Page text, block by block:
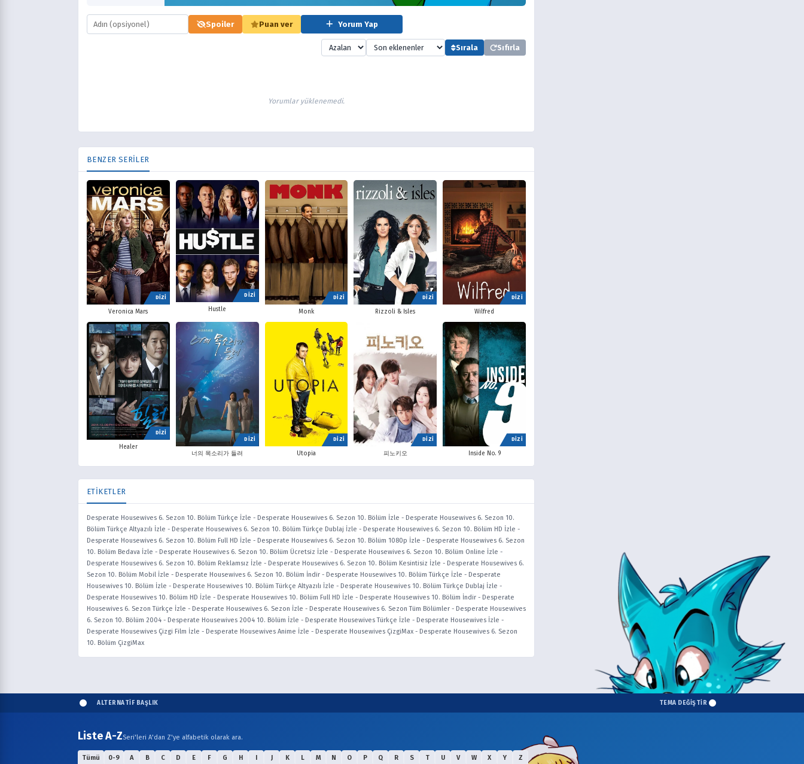
Spoiler Puan ver Yorum Yap
Sırala Sıfırla
Yorumlar yüklenemedi.
BENZER SERİLER
DİZİ
Veronica Mars
DİZİ
Hustle
DİZİ
Monk
DİZİ
Rizzoli & Isles
DİZİ
Wilfred
DİZİ
Healer
DİZİ
너의 목소리가 들려
DİZİ
Utopia
DİZİ
피노키오
DİZİ
Inside No. 9
ETİKETLER
Desperate Housewives 6. Sezon 10. Bölüm Türkçe İzle - Desperate Housewives 6. Sezon 10. Bölüm İzle - Desperate Housewives 6. Sezon 10.
Bölüm Türkçe Altyazılı İzle - Desperate Housewives 6. Sezon 10. Bölüm Türkçe Dublaj İzle - Desperate Housewives 6. Sezon 10. Bölüm HD İzle -
Desperate Housewives 6. Sezon 10. Bölüm Full HD İzle - Desperate Housewives 6. Sezon 10. Bölüm 1080p İzle - Desperate Housewives 6. Sezon
10. Bölüm Bedava İzle - Desperate Housewives 6. Sezon 10. Bölüm Ücretsiz İzle - Desperate Housewives 6. Sezon 10. Bölüm Online İzle -
Desperate Housewives 6. Sezon 10. Bölüm Reklamsız İzle - Desperate Housewives 6. Sezon 10. Bölüm Kesintisiz İzle - Desperate Housewives 6.
Sezon 10. Bölüm Mobil İzle - Desperate Housewives 6. Sezon 10. Bölüm İndir - Desperate Housewives 10. Bölüm Türkçe İzle - Desperate
Housewives 10. Bölüm İzle - Desperate Housewives 10. Bölüm Türkçe Altyazılı İzle - Desperate Housewives 10. Bölüm Türkçe Dublaj İzle -
Desperate Housewives 10. Bölüm HD İzle - Desperate Housewives 10. Bölüm Full HD İzle - Desperate Housewives 10. Bölüm İndir - Desperate
Housewives 6. Sezon Türkçe İzle - Desperate Housewives 6. Sezon İzle - Desperate Housewives 6. Sezon Tüm Bölümler - Desperate Housewives
6. Sezon 10. Bölüm 2004 - Desperate Housewives 2004 10. Bölüm İzle - Desperate Housewives Türkçe İzle - Desperate Housewives İzle -
Desperate Housewives Çizgi Film İzle - Desperate Housewives Anime İzle - Desperate Housewives ÇizgiMax - Desperate Housewives 6. Sezon
10. Bölüm ÇizgiMax
ALTERNATİF BAŞLIK TEMA DEĞİŞTİR
Liste A-ZSeri'leri A'dan Z'ye alfabetik olarak ara.
Tümü 0-9 A B C D E F G H J K L M N O P Q R S T U V W X Y Z